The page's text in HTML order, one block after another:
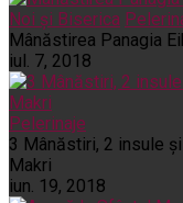
Noi și Biserica
Mânăstirea Panagia
iul. 7, 2018
Pelerinaje
3 Mânăstiri, 2 insule
Makri
iun. 19, 2018